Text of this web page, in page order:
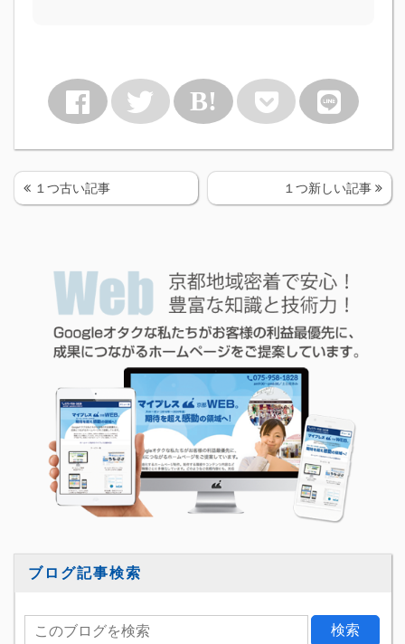
B!
１つ古い記事 １つ新しい記事
ブログ記事検索